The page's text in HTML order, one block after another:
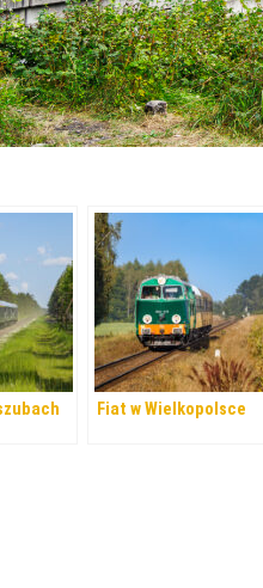
Fiat w Wielkopolsce